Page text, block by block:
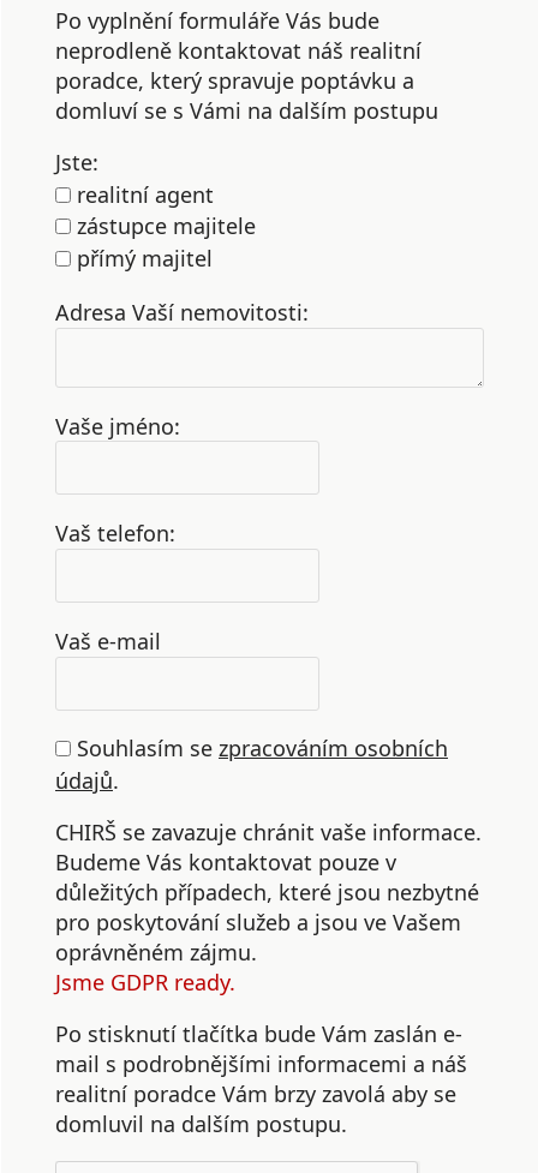
Po vyplnění formuláře Vás bude
neprodleně kontaktovat náš realitní
poradce, který spravuje poptávku a
domluví se s Vámi na dalším postupu
Jste:
realitní agent
zástupce majitele
přímý majitel
Adresa Vaší nemovitosti:
Vaše jméno:
Vaš telefon:
Vaš e-mail
Souhlasím se zpracováním osobních
údajů.
CHIRŠ se zavazuje chránit vaše informace.
Budeme Vás kontaktovat pouze v
důležitých případech, které jsou nezbytné
pro poskytování služeb a jsou ve Vašem
oprávněném zájmu.
Jsme GDPR ready.
Po stisknutí tlačítka bude Vám zaslán e-
mail s podrobnějšími informacemi a náš
realitní poradce Vám brzy zavolá aby se
domluvil na dalším postupu.